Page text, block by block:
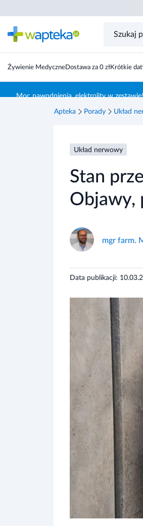
Żywienie MedyczneDostawa za 0 złKrótkie
Moc nawodnienia, elektrolity w zestawie!
Apteka Porady Układ
Układ nerwowy
Stan
Objawy,
mgr farm.
Data publikacji: